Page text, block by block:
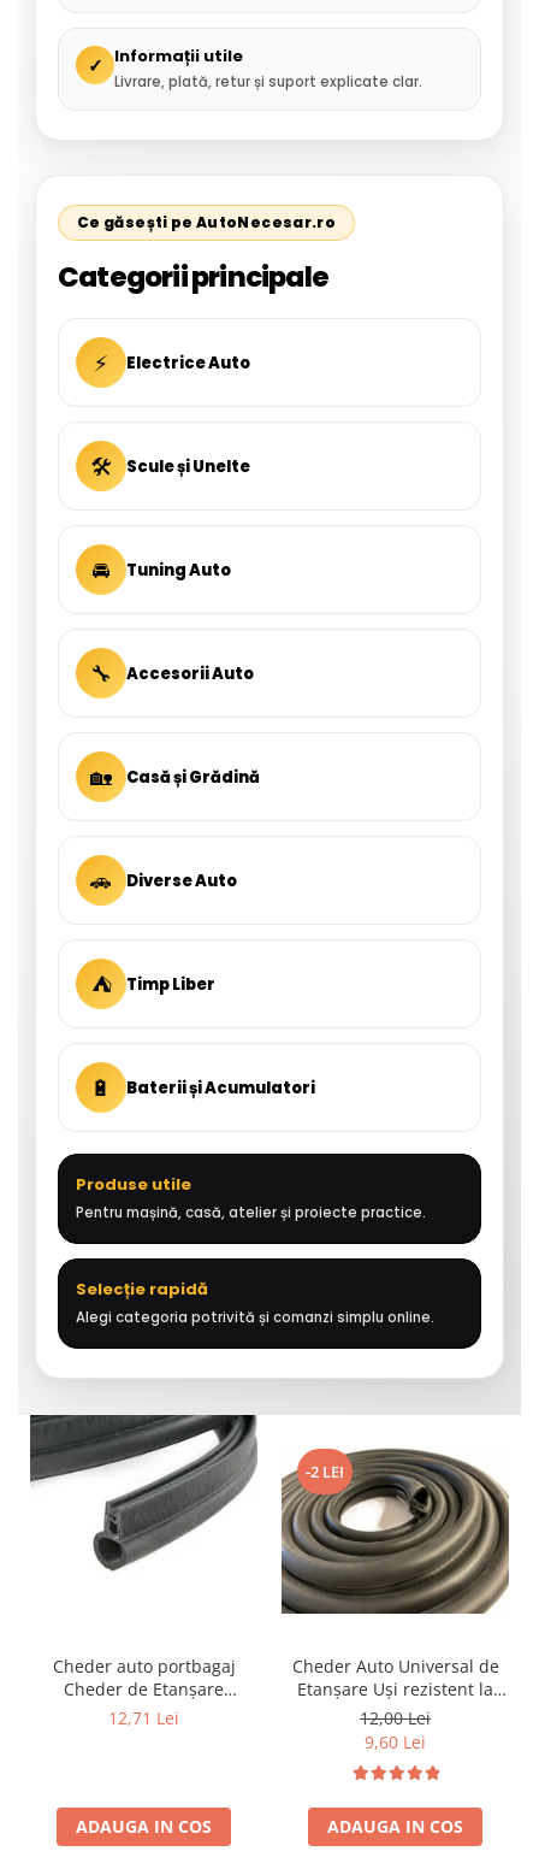
✓ Informații utile
Livrare, plată, retur și suport explicate clar.
Ce găsești pe AutoNecesar.ro
Categorii principale
⚡ Electrice Auto
🛠 Scule și Unelte
🚘 Tuning Auto
🔧 Accesorii Auto
🏡 Casă și Grădină
🚗 Diverse Auto
⛺ Timp Liber
🔋 Baterii și Acumulatori
Produse utile
Pentru mașină, casă, atelier și proiecte practice.
Selecție rapidă
Alegi categoria potrivită și comanzi simplu online.
Cheder auto portbagaj
Cheder de Etanșare
Profesional din Cauciuc -
Liniar
12,71 Lei
ADAUGA IN COS
-2 LEI
Cheder Auto Universal de
Etanșare Uși rezistent la
intemperii, raze UV,
îmbătrânire și temperaturi
12,00 Lei
9,60 Lei
ADAUGA IN COS